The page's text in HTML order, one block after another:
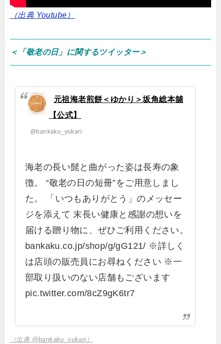
（出典 Youtube）
＜「敬老の日」に関するツイッター＞
元祖海老煎餅＜ゆかり＞坂角総本舖
【公式】
@bankaku_yukari
海老の長い髭と曲がった姿は長寿の象
徴。 “敬老の日の短冊”をご用意しまし
た。 「いつもありがとう」のメッセー
ジを添えて 末長い健康と感謝の想いを
届ける贈り物に、ぜひご利用ください。
bankaku.co.jp/shop/g/gG121/ ※詳しく
は店頭の販売員にお尋ねください ※一
部取り扱いのない店舗もございます
pic.twitter.com/8cZ9gK6tr7
（出典 @bankaku_yukari）